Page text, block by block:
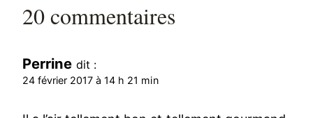
20 commentaires
Perrine dit :
24 février 2017 à 14 h 21 min